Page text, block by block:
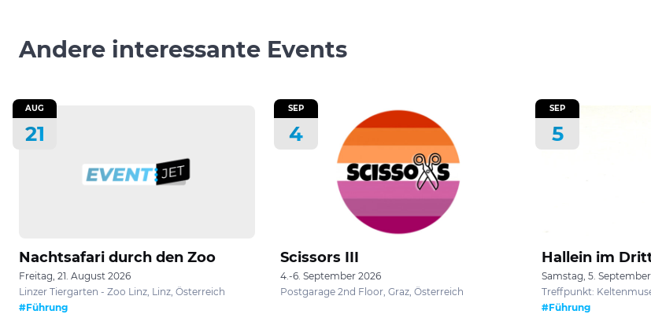
Andere interessante Events
AUG
21
Nachtsafari durch den Zoo
Freitag, 21. August 2026
Linzer Tiergarten - Zoo Linz, Linz, Österreich
#Führung
SEP
4
Scissors III
4.-6. September 2026
Postgarage 2nd Floor, Graz, Österreich
SEP
5
Hallein im
Samstag, 5.
Treffpunkt:
#Führung